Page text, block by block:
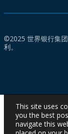
©2025 世界银行集
利。
This site uses
you the best
navigate this